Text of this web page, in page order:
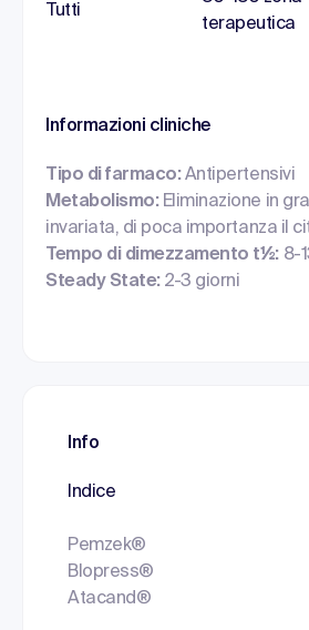
Tutti
terapeutica
Informazioni cliniche
Tipo di farmaco:Antipertensivi
Metabolismo:Eliminazione in
invariata, di poca importanza il
Tempo di dimezzamento t½: 8-
Steady State:2-3 giorni
Info
Indice
Pemzek®
Blopress®
Atacand®